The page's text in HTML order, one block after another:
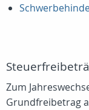
Zum
Grundfreibetrag